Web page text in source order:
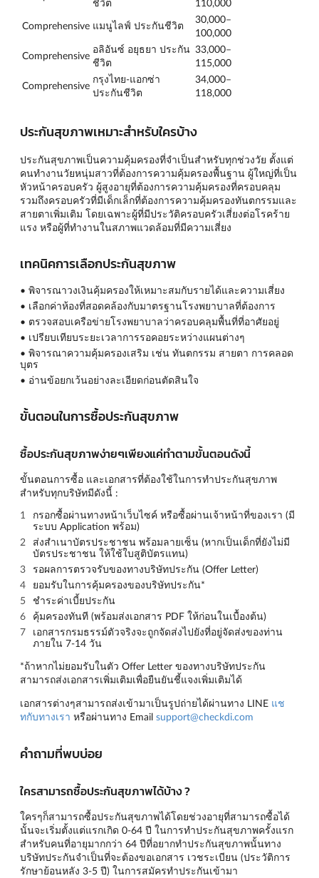
ชีวิต
110,000
Comprehensive แมนูไลฟ์ ประกันชีวิต
30,000–
100,000
Comprehensive
อลิอันซ์ อยุธยา ประกัน
ชีวิต
33,000–
115,000
Comprehensive
กรุงไทย-แอกซ่า
ประกันชีวิต
34,000–
118,000
ประกันสุขภาพเหมาะสำหรับใครบ้าง
ประกันสุขภาพเป็นความคุ้มครองที่จำเป็นสำหรับทุกช่วงวัย ตั้งแต่
คนทำงานวัยหนุ่มสาวที่ต้องการความคุ้มครองพื้นฐาน ผู้ใหญ่ที่เป็น
หัวหน้าครอบครัว ผู้สูงอายุที่ต้องการความคุ้มครองที่ครอบคลุม
รวมถึงครอบครัวที่มีเด็กเล็กที่ต้องการความคุ้มครองทันตกรรมและ
สายตาเพิ่มเติม โดยเฉพาะผู้ที่มีประวัติครอบครัวเสี่ยงต่อโรคร้าย
แรง หรือผู้ที่ทำงานในสภาพแวดล้อมที่มีความเสี่ยง
เทคนิคการเลือกประกันสุขภาพ
• พิจารณาวงเงินคุ้มครองให้เหมาะสมกับรายได้และความเสี่ยง
• เลือกค่าห้องที่สอดคล้องกับมาตรฐานโรงพยาบาลที่ต้องการ
• ตรวจสอบเครือข่ายโรงพยาบาลว่าครอบคลุมพื้นที่ที่อาศัยอยู่
• เปรียบเทียบระยะเวลาการรอคอยระหว่างแผนต่างๆ
• พิจารณาความคุ้มครองเสริม เช่น ทันตกรรม สายตา การคลอด
บุตร
• อ่านข้อยกเว้นอย่างละเอียดก่อนตัดสินใจ
ขั้นตอนในการซื้อประกันสุขภาพ
ซื้อประกันสุขภาพง่ายๆเพียงแค่ทำตามขั้นตอนดังนี้
ขั้นตอนการซื้อ และเอกสารที่ต้องใช้ในการทำประกันสุขภาพ
สำหรับทุกบริษัทมีดังนี้ :
กรอกซื้อผ่านทางหน้าเว็บไซค์ หรือซื้อผ่านเจ้าหน้าที่ของเรา (มี
ระบบ Application พร้อม)
ส่งสำเนาบัตรประชาชน พร้อมลายเซ็น (หากเป็นเด็กที่ยังไม่มี
บัตรประชาชน ให้ใช้ใบสูติบัตรแทน)
รอผลการตรวจรับของทางบริษัทประกัน (Offer Letter)
ยอมรับในการคุ้มครองของบริษัทประกัน*
ชำระค่าเบี้ยประกัน
คุ้มครองทันที (พร้อมส่งเอกสาร PDF ให้ก่อนในเบื้องต้น)
เอกสารกรมธรรม์ตัวจริงจะถูกจัดส่งไปยังที่อยู่จัดส่งของท่าน
ภายใน 7-14 วัน
*ถ้าหากไม่ยอมรับในตัว Offer Letter ของทางบริษัทประกัน
สามารถส่งเอกสารเพิ่มเติมเพื่อยืนยันชี้แจงเพิ่มเติมได้
เอกสารต่างๆสามารถส่งเข้ามาเป็นรูปถ่ายได้ผ่านทาง LINE แช
ทกับทางเรา หรือผ่านทาง Email support@checkdi.com
คำถามที่พบบ่อย
ใครสามารถซื้อประกันสุขภาพได้บ้าง ?
ใครๆก็สามารถซื้อประกันสุขภาพได้โดยช่วงอายุที่สามารถซื้อได้
นั้นจะเริ่มตั้งแต่แรกเกิด 0-64 ปี ในการทำประกันสุขภาพครั้งแรก
สำหรับคนที่อายุมากกว่า 64 ปีที่อยากทำประกันสุขภาพนั้นทาง
บริษัทประกันจำเป็นที่จะต้องขอเอกสาร เวชระเบียน (ประวัติการ
รักษาย้อนหลัง 3-5 ปี) ในการสมัครทำประกันเข้ามา